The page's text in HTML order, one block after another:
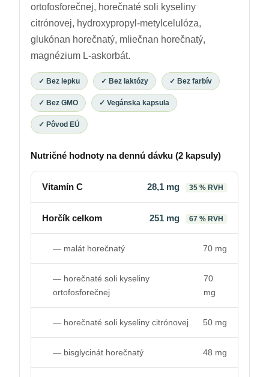
ortofosforečnej, horečnaté soli kyseliny
citrónovej, hydroxypropyl-metylcelulóza,
glukónan horečnatý, mliečnan horečnatý,
magnézium L-askorbát.
✓ Bez lepku ✓ Bez laktózy ✓ Bez farbív
✓ Bez GMO ✓ Vegánska kapsula
✓ Pôvod EÚ
Nutričné hodnoty na dennú dávku (2 kapsuly)
Vitamín C 28,1 mg 35 % RVH
Horčík celkom 251 mg 67 % RVH
— malát horečnatý 70 mg
— horečnaté soli kyseliny
ortofosforečnej
70
mg
— horečnaté soli kyseliny citrónovej 50 mg
— bisglycinát horečnatý 48 mg